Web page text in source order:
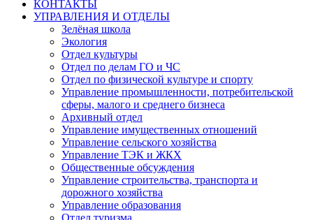
КОНТАКТЫ
УПРАВЛЕНИЯ И ОТДЕЛЫ
Зелёная школа
Экология
Отдел культуры
Отдел по делам ГО и ЧС
Отдел по физической культуре и спорту
Управление промышленности, потребительской
сферы, малого и среднего бизнеса
Архивный отдел
Управление имущественных отношений
Управление сельского хозяйства
Управление ТЭК и ЖКХ
Общественные обсуждения
Управление строительства, транспорта и
дорожного хозяйства
Управление образования
Отдел туризма